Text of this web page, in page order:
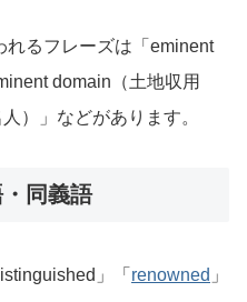
れるフレーズは「eminent
domain（土地収用
）」などがあります。
同義語
」「 renowned 」